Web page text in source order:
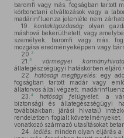
baromfi vagy más, fogságban tartott
kórbonctani elváltozások vagy a
madárinfluenza jelenléte nem
19.
kontaktgazdaság: olyan
máshová bekerülhetett, vagy
személyek, baromfi vagy más,
mozgása eredményeképpen vagy
20. 2
21. 3 vármegyei
állategészségügyi hatáskörben
22.
hatósági megfigyelés: egy
fogságban tartott madár vagy
állatorvos által végzett,
23. 4 hatósági felügyelet: a
biztonsági és állategészségügyi
továbbiakban: járási hivatal)
rendeletben foglalt
vonatkozó származó utasításokat
24.
leölés: minden olyan eljárás a